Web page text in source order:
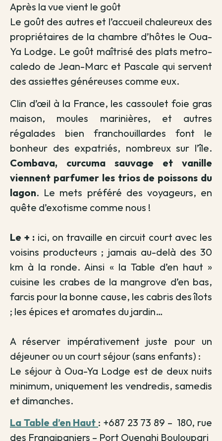
Après la vue vient le goût
Le goût des autres et l’accueil chaleureux des
propriétaires de la chambre d’hôtes le Oua-
Ya Lodge. Le goût maîtrisé des plats metro-
caledo de Jean-Marc et Pascale qui servent
des assiettes généreuses comme eux.
Clin d’œil à la France, les cassoulet foie gras
maison, moules marinières, et autres
régalades bien franchouillardes font le
bonheur des expatriés, nombreux sur l’île.
Combava, curcuma sauvage et vanille
viennent parfumer les trios de poissons du
lagon. Le mets préféré des voyageurs, en
quête d’exotisme comme nous !
Le + : ici, on travaille en circuit court avec les
voisins producteurs ; jamais au-delà des 30
km à la ronde.Ainsi « la Table d’en haut »
cuisine les crabes de la mangrove d’en bas,
farcis pour la bonne cause, les cabris des îlots
; les épices et aromates du jardin…
A réserver impérativement juste pour un
déjeuner ou un court séjour (sans enfants) :
Le séjour à Oua-Ya Lodge est de deux nuits
minimum, uniquement les vendredis, samedis
et dimanches.
La Table d’en Haut : +687 23 73 89 – 180, rue
des Frangipaniers – Port Ouenghi Bouloupari